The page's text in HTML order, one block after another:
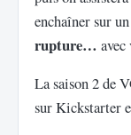
enchaîner sur un
rupture…
La saison 2 de
sur Kickstarter